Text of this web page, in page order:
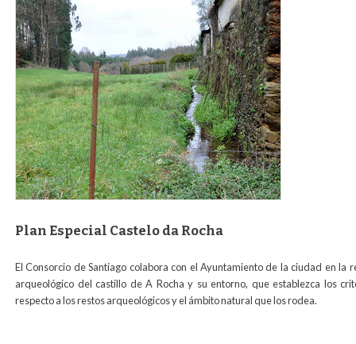
camino_b.jpg
Plan Especial Castelo da Rocha
El Consorcio de Santiago colabora con el Ayuntamiento de la ciudad en la
arqueológico del castillo de A Rocha y su entorno, que establezca los
respecto a los restos arqueológicos y el ámbito natural que los rodea.